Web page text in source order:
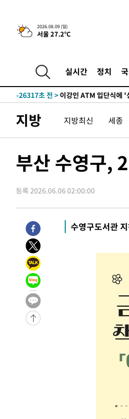
2026.08.09 (일)
서울 27.2℃
실시간 정치
2시간 전 >콜롬비아 신임 우파 대통령
-31657초 전 >
[속보]'AT마드리드 7
-29721초 전 >
-26317초 전 > 이강인 ATM 입단식에
-22659초 전 >
AT마드리드 데뷔 앞둔
-21289초 전 >[속보]與 강원·TK 당원
44.53%
-20463초 전 >[속보]與전대 권리당원
45.71%
-20172초 전 >[속보]與 당대표 경선,
-19969초 전 >[속보]與 당대표 경선,
-17887초 전 >
"일본축구협회, 대한축
-10529초 전 >
[속보]장은수, KLPGA
정상
-5894초 전 >
-5821초 전 >
-5093초 전 >
'2경기 연속 침묵' 손흥
-3845초 전 >
2시간 전 >
'여긴 20도, 저긴 50도'…열
2시간 전 >
콜롬비아 신임 우파 대통령
'AT마드리드 7번' 이강
[속보]'AT마드리드 7번
네타냐후, 트럼프의 가
이강인 ATM 입단식에
태풍 돌핀, 중 저장성
AT마드리드 데뷔 앞둔
[속보]與 강원·TK 당
지방 지방최신 세종
부산 수영구,
등록 2026.06.06 02:00:00
수영구도서관